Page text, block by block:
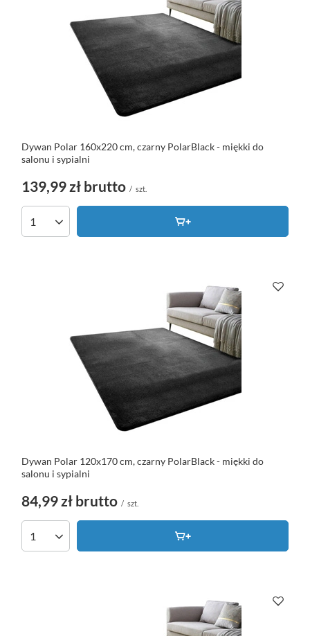
Dywan Polar 160x220 cm, czarny PolarBlack - miękki do
salonu i sypialni
139,99 zł brutto / szt.
Dywan Polar 120x170 cm, czarny PolarBlack - miękki do
salonu i sypialni
84,99 zł brutto / szt.